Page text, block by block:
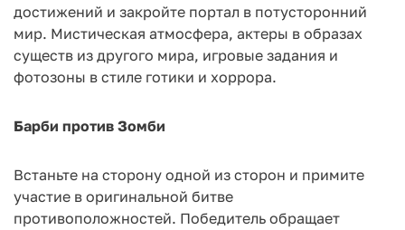
достижений и закройте портал в потусторонний
мир. Мистическая атмосфера, актеры в образах
существ из другого мира, игровые задания и
фотозоны в стиле готики и хоррора.
Барби против Зомби
Встаньте на сторону одной из сторон и примите
участие в оригинальной битве
противоположностей. Победитель обращает